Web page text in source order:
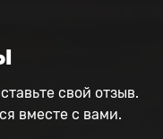
свой отзыв.
вместе с вами.